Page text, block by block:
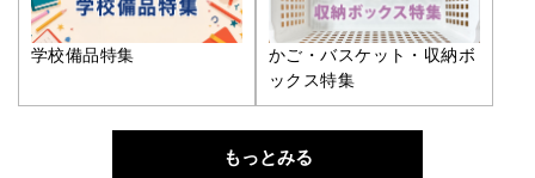
学校備品特集
かご・バスケット・収納ボ
ックス特集
もっとみる